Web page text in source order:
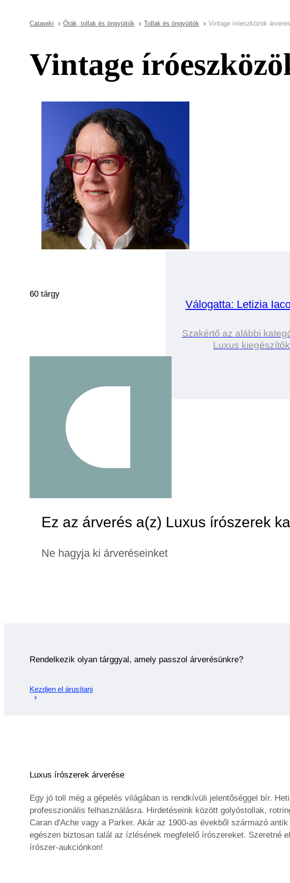
Catawiki Órák, tollak és öngyújtók Tollak és öngyújtók Vintage íróeszközök
Vintage
Válogatta: Letizia
Szakértő az alábbi
Luxus kiegészítők
60 tárgy
Ez az árverés a(z) Luxus írószerek
Ne hagyja ki árveréseinket
Rendelkezik olyan tárggyal, amely passzol árverésünkre?
Kezdjen el árusítani
Luxus írószerek árverése
Egy jó toll még a gépelés világában is rendkívüli jelentőséggel bír.
professzionális felhasználásra. Hirdetéseink között golyóstollak,
Caran d'Ache vagy a Parker. Akár az 1900-as évekből származó
egészen biztosan talál az ízlésének megfelelő írószereket. Szeretné
írószer-aukciónkon!